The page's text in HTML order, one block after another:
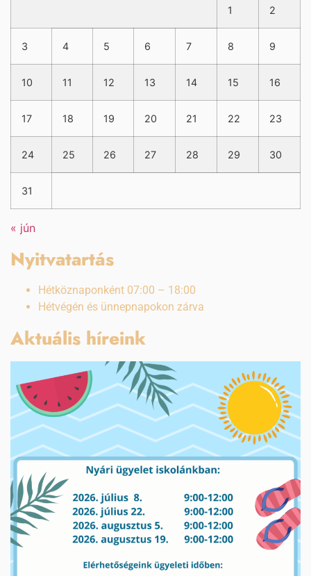
1 2
3 4 5 6 7 8 9
10 11 12 13 14 15 16
17 18 19 20 21 22 23
24 25 26 27 28 29 30
31
« jún
Nyitvatartás
Hétköznaponként 07:00 – 18:00
Hétvégén és ünnepnapokon zárva
Aktuális híreink